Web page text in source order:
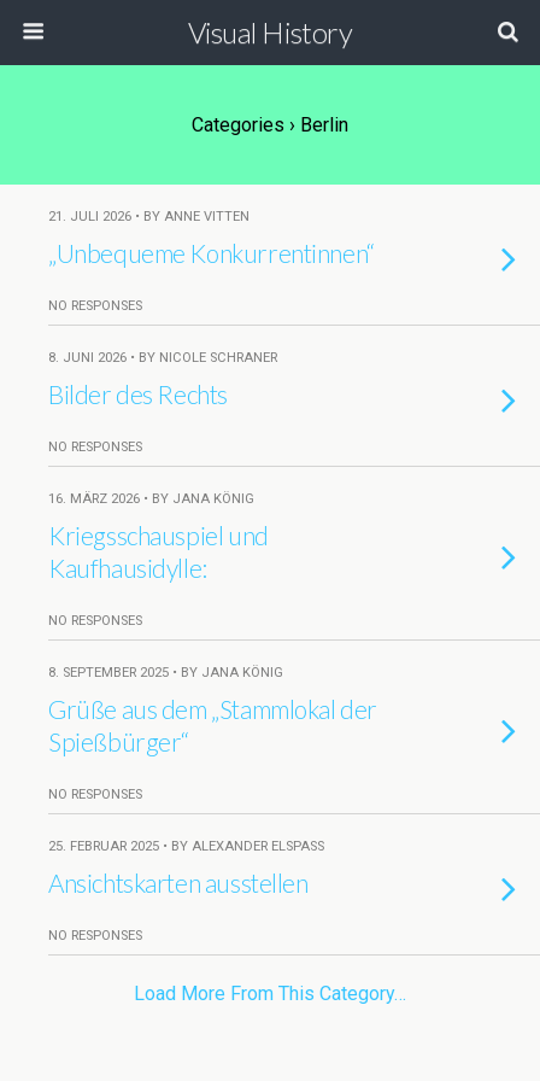
Visual History
Categories › Berlin
21. JULI 2026 • BY ANNE VITTEN
„Unbequeme Konkurrentinnen“
NO RESPONSES
8. JUNI 2026 • BY NICOLE SCHRANER
Bilder des Rechts
NO RESPONSES
16. MÄRZ 2026 • BY JANA KÖNIG
Kriegsschauspiel und
Kaufhausidylle:
NO RESPONSES
8. SEPTEMBER 2025 • BY JANA KÖNIG
Grüße aus dem „Stammlokal der
Spießbürger“
NO RESPONSES
25. FEBRUAR 2025 • BY ALEXANDER ELSPASS
Ansichtskarten ausstellen
NO RESPONSES
Load More From This Category…